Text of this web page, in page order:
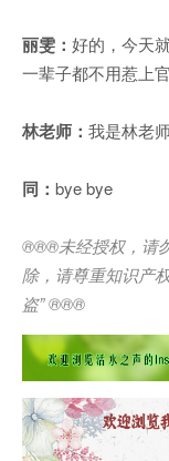
丽雯： 好的，今天
一辈子都不用惹上
林老师： 我是林老
同： bye bye
®®®未经授权，请
除，请尊重知识产
盗” ®®®